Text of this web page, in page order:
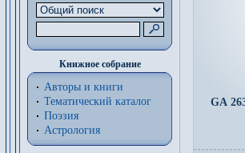
Книжное собрание
Авторы и книги
Тематический каталог
Поэзия
Астрология
GA